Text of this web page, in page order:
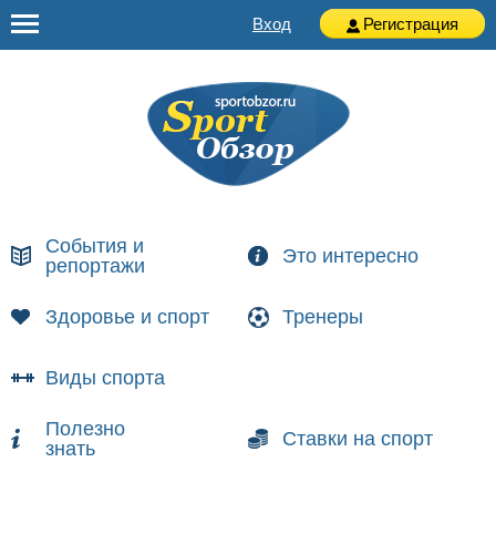
Вход Регистрация
События и
репортажи
Это интересно
Здоровье и спорт Тренеры
Виды спорта
Полезно
знать
Ставки на спорт